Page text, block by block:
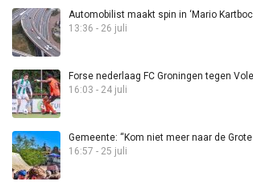
Automobilist maakt spin in ‘Mario
13:36 - 26 juli
Forse nederlaag FC Groningen tegen
16:03 - 24 juli
Gemeente: “Kom niet meer naar de
16:57 - 25 juli